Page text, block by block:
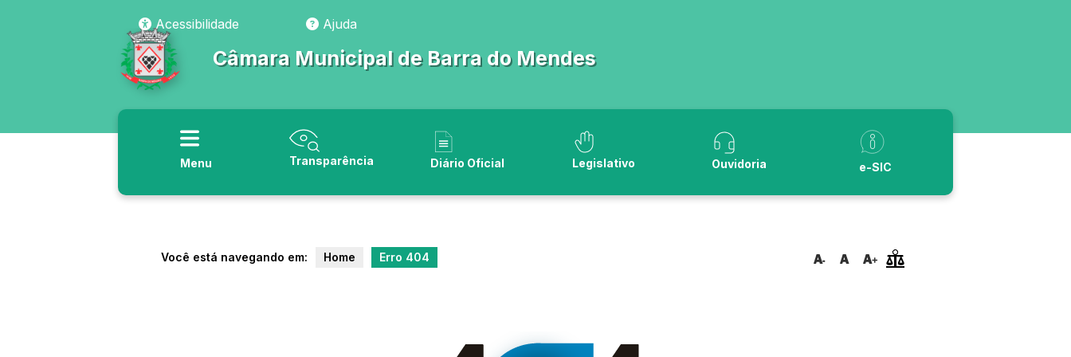
Acessibilidade Ajuda
Câmara Municipal de Barra do Mendes
Menu Transparência Diário Oficial Legislativo Ouvidoria e-SIC
Você está navegando em: Home Erro 404